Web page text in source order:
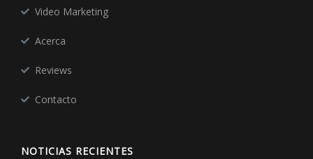
Video Marketing
Acerca
Reviews
Contacto
NOTICIAS RECIENTES